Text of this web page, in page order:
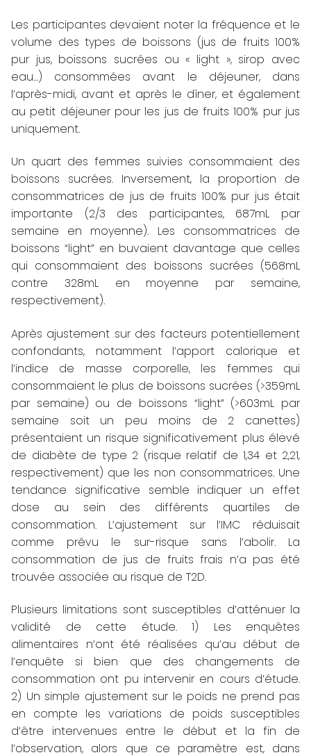
Les participantes devaient noter la fréquence et le
volume des types de boissons (jus de fruits 100%
pur jus, boissons sucrées ou « light », sirop avec
eau…) consommées avant le déjeuner, dans
l’après-midi, avant et après le dîner, et également
au petit déjeuner pour les jus de fruits 100% pur jus
uniquement.
Un quart des femmes suivies consommaient des
boissons sucrées. Inversement, la proportion de
consommatrices de jus de fruits 100% pur jus était
importante (2/3 des participantes, 687mL par
semaine en moyenne). Les consommatrices de
boissons “light” en buvaient davantage que celles
qui consommaient des boissons sucrées (568mL
contre 328mL en moyenne par semaine,
respectivement).
Après ajustement sur des facteurs potentiellement
confondants, notamment l’apport calorique et
l’indice de masse corporelle, les femmes qui
consommaient le plus de boissons sucrées (>359mL
par semaine) ou de boissons “light” (>603mL par
semaine soit un peu moins de 2 canettes)
présentaient un risque significativement plus élevé
de diabète de type 2 (risque relatif de 1,34 et 2,21,
respectivement) que les non consommatrices. Une
tendance significative semble indiquer un effet
dose au sein des différents quartiles de
consommation. L’ajustement sur l’IMC réduisait
comme prévu le sur-risque sans l’abolir. La
consommation de jus de fruits frais n’a pas été
trouvée associée au risque de T2D.
Plusieurs limitations sont susceptibles d’atténuer la
validité de cette étude. 1) Les enquêtes
alimentaires n’ont été réalisées qu’au début de
l’enquête si bien que des changements de
consommation ont pu intervenir en cours d’étude.
2) Un simple ajustement sur le poids ne prend pas
en compte les variations de poids susceptibles
d’être intervenues entre le début et la fin de
l’observation, alors que ce paramètre est, dans